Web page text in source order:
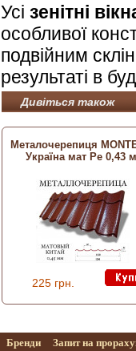
Усі зенітні
особливої
подвійним
результаті в
Дивіться також
Металочерепиця
Україна мат Pe 0,43
225 грн.
Бренди Запит на